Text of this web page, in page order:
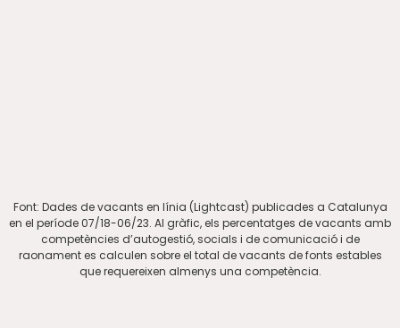
Font: Dades de vacants en línia (Lightcast) publicades a Catalunya
en el període 07/18-06/23. Al gràfic, els percentatges de vacants amb
competències d’autogestió, socials i de comunicació i de
raonament es calculen sobre el total de vacants de fonts estables
que requereixen almenys una competència.